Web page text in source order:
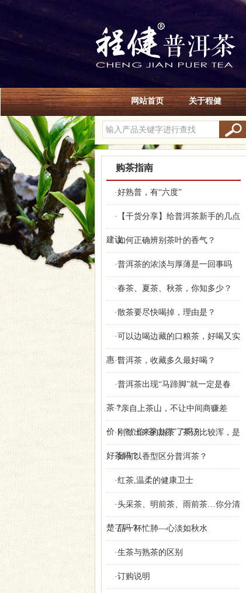
网站首页 关于程健
购茶指南
·好熟普，有“六度”
·【干货分享】给普洱茶新手的几点
建议·如何正确辨别茶叶的香气？
·普洱茶的浓淡与厚薄是一回事吗
·春茶、夏茶、秋茶，你知多少？
·散茶要尽快喝掉，理由是？
·可以边喝边藏的口粮茶，好喝又实
惠！·普洱茶，收藏多久最好喝？
·普洱茶出现“马蹄脚”就一定是春
茶？·“亲自上茶山，不让中间商赚差
价！？” 你“茶山行”了吗？
·刚做出来的熟茶，茶汤比较浑，是
好茶吗？
·如何以香型区分普洱茶？
·红茶,温柔的健康卫士
·头采茶、明前茶、雨前茶…你分清
楚了吗？
·品一杯忙肺—心淡如秋水
·生茶与熟茶的区别
·订购说明